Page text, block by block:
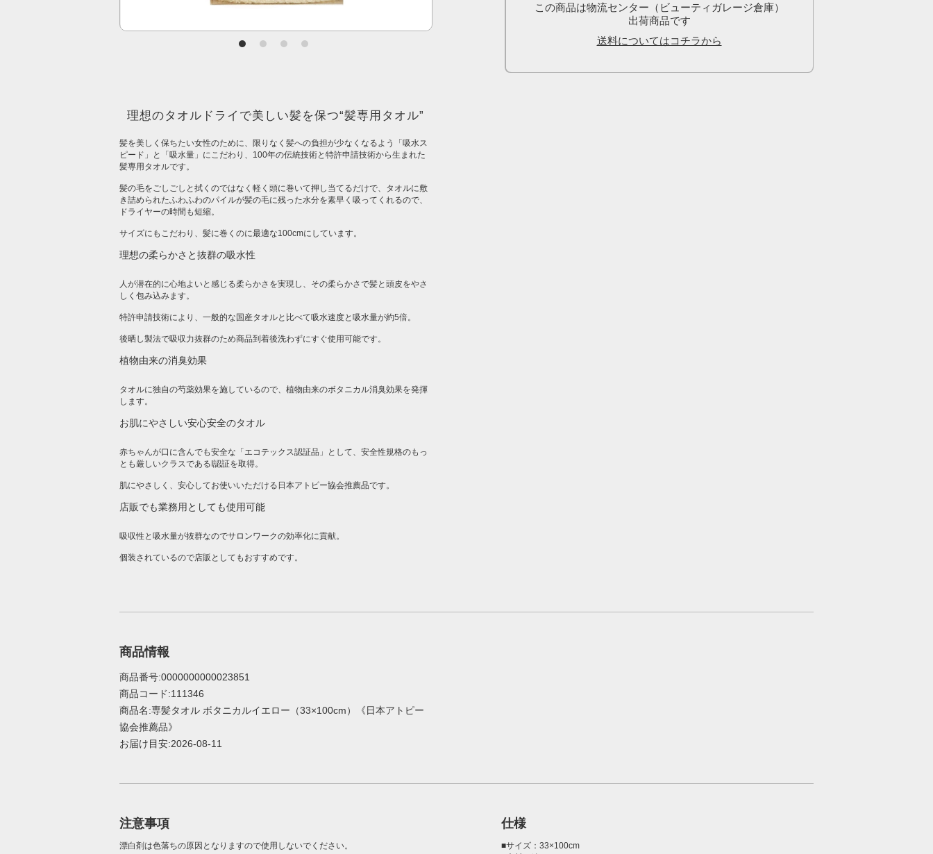
この商品は物流センター（ビューティガレージ倉庫）
出荷商品です
送料についてはコチラから
理想のタオルドライで美しい髪を保つ“髪専用タオル”
髪を美しく保ちたい女性のために、限りなく髪への負担が少なくなるよう「吸水ス
ピード」と「吸水量」にこだわり、100年の伝統技術と特許申請技術から生まれた
髪専用タオルです。
髪の毛をごしごしと拭くのではなく軽く頭に巻いて押し当てるだけで、タオルに敷
き詰められたふわふわのパイルが髪の毛に残った水分を素早く吸ってくれるので、
ドライヤーの時間も短縮。
サイズにもこだわり、髪に巻くのに最適な100cmにしています。
理想の柔らかさと抜群の吸水性
人が潜在的に心地よいと感じる柔らかさを実現し、その柔らかさで髪と頭皮をやさ
しく包み込みます。
特許申請技術により、一般的な国産タオルと比べて吸水速度と吸水量が約5倍。
後晒し製法で吸収力抜群のため商品到着後洗わずにすぐ使用可能です。
植物由来の消臭効果
タオルに独自の芍薬効果を施しているので、植物由来のボタニカル消臭効果を発揮
します。
お肌にやさしい安心安全のタオル
赤ちゃんが口に含んでも安全な「エコテックス認証品」として、安全性規格のもっ
とも厳しいクラスであるI認証を取得。
肌にやさしく、安心してお使いいただける日本アトピー協会推薦品です。
店販でも業務用としても使用可能
吸収性と吸水量が抜群なのでサロンワークの効率化に貢献。
個装されているので店販としてもおすすめです。
商品情報
商品番号:0000000000023851
商品コード:111346
商品名:専髪タオル ボタニカルイエロー（33×100cm）《日本アトピー
協会推薦品》
お届け目安:2026-08-11
注意事項
漂白剤は色落ちの原因となりますので使用しないでください。
仕様
■サイズ：33×100cm